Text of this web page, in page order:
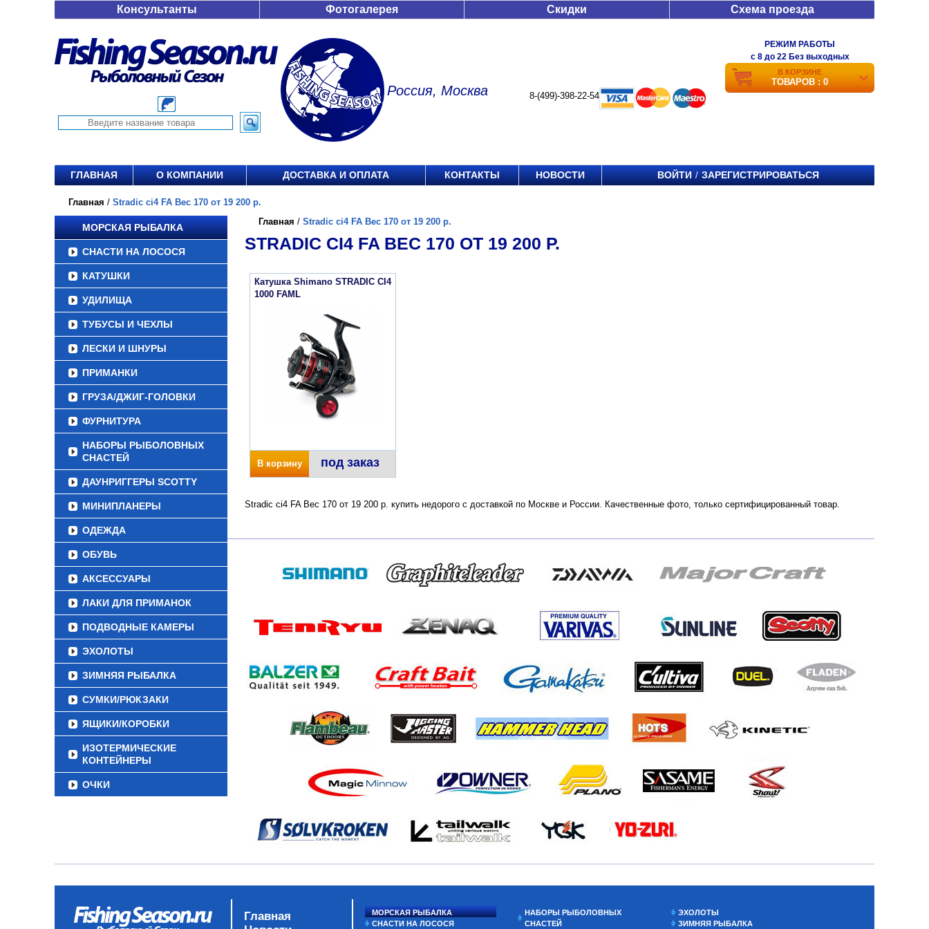
Консультанты Фотогалерея Скидки Схема проезда
Россия, Москва 8-(499)-398-22-54
РЕЖИМ РАБОТЫ
c 8 до 22 Без выходных
В КОРЗИНЕ
ТОВАРОВ : 0
ГЛАВНАЯ О КОМПАНИИ ДОСТАВКА И ОПЛАТА КОНТАКТЫ НОВОСТИ ВОЙТИ / ЗАРЕГИСТРИРОВАТЬСЯ
Главная / Stradic ci4 FA Вес 170 от 19 200 р.
МОРСКАЯ РЫБАЛКА
СНАСТИ НА ЛОСОСЯ
КАТУШКИ
УДИЛИЩА
ТУБУСЫ И ЧЕХЛЫ
ЛЕСКИ И ШНУРЫ
ПРИМАНКИ
ГРУЗА/ДЖИГ-ГОЛОВКИ
ФУРНИТУРА
НАБОРЫ РЫБОЛОВНЫХ
СНАСТЕЙ
ДАУНРИГГЕРЫ SCOTTY
МИНИПЛАНЕРЫ
ОДЕЖДА
ОБУВЬ
АКСЕССУАРЫ
ЛАКИ ДЛЯ ПРИМАНОК
ПОДВОДНЫЕ КАМЕРЫ
ЭХОЛОТЫ
ЗИМНЯЯ РЫБАЛКА
СУМКИ/РЮКЗАКИ
ЯЩИКИ/КОРОБКИ
ИЗОТЕРМИЧЕСКИЕ
КОНТЕЙНЕРЫ
ОЧКИ
Главная / Stradic ci4 FA Вес 170 от 19 200 р.
STRADIC CI4 FA ВЕС 170 ОТ 19 200 Р.
Катушка Shimano STRADIC CI4
1000 FAML
В корзину под заказ
Stradic ci4 FA Вес 170 от 19 200 р. купить недорого с доставкой по Москве и России. Качественные фото, только сертифицированный товар.
Главная
МОРСКАЯ РЫБАЛКА
СНАСТИ НА ЛОСОСЯ
НАБОРЫ РЫБОЛОВНЫХ
СНАСТЕЙ
ЭХОЛОТЫ
ЗИМНЯЯ РЫБАЛКА